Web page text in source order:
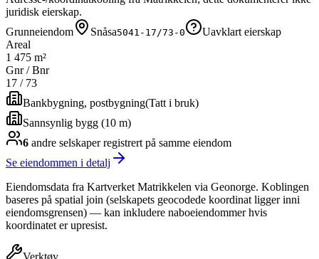
juridisk eierskap.
Grunneiendom
Snåsa5041-17/73-0
Uavklart eierskap
Areal
1 475 m²
Gnr / Bnr
17 / 73
Bankbygning, postbygning(Tatt i bruk)
Sannsynlig bygg (10 m)
6 andre selskaperregistrert på samme eiendom
Se eiendommen i detalj
Eiendomsdata fra Kartverket Matrikkelen via Geonorge. Koblingen
baseres på spatial join (selskapets geocodede koordinat ligger inni
eiendomsgrensen) — kan inkludere naboeiendommer hvis
koordinatet er upresist.
Verktøy